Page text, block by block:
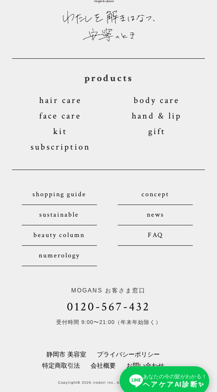
あなたの今の髪がわかる！
ヘアケアAI診断✨
products
hair care
body care
face care
hand & lip
kit
gift
subscription
shopping guide concept
sustainable news
beauty column FAQ
numerology
MOGANS お客さま窓口
0120-567-432
受付時間 9:00〜21:00（年末年始除く）
静岡市 美容室
プライバシーポリシー
特定商取引法
会社概要 お問い合わせ
Copyright© 2026 irodori inc. All Rights Reserved.